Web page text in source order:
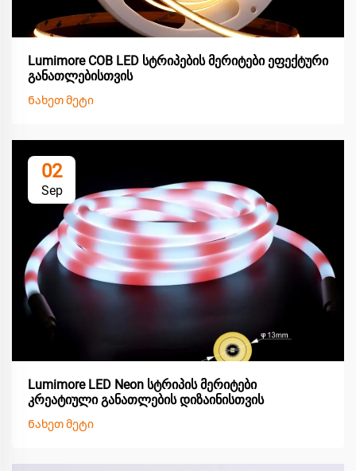
Lumimore COB LED სტრიპების მერიტები ეფექტური
განათლებისთვის
Ნახეთ მეტი
02
Sep
Lumimore LED Neon სტრიპის მერიტები
კრეატიული განათლების დიზაინისთვის
Ნახეთ მეტი